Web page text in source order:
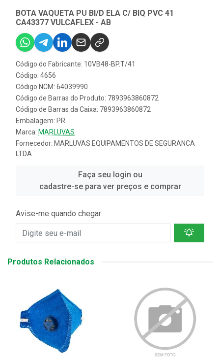
BOTA VAQUETA PU BI/D ELA C/ BIQ PVC 41
CA43377 VULCAFLEX - AB
Código do Fabricante: 10VB48-BP.T/41
Código: 4656
Código NCM: 64039990
Código de Barras do Produto: 7893963860872
Código de Barras da Caixa: 7893963860872
Embalagem: PR
Marca: MARLUVAS
Fornecedor: MARLUVAS EQUIPAMENTOS DE SEGURANCA
LTDA
Faça seu login ou
cadastre-se para ver preços e comprar
Avise-me quando chegar
Produtos Relacionados